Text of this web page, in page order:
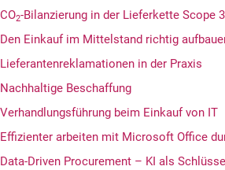
CO2-Bilanzierung in der Lieferkette Scope 3
Den Einkauf im Mittelstand richtig
Lieferantenreklamationen in der Praxis
Nachhaltige Beschaffung
Verhandlungsführung beim Einkauf von IT
Effizienter arbeiten mit Microsoft Office
Data-Driven Procurement – KI als